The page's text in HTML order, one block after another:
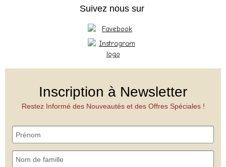
Suivez nous sur
Inscription à Newsletter
Restez Informé des Nouveautés et des Offres Spéciales !